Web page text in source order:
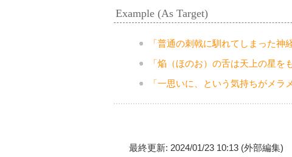
Example (As Target)
「普通の刺戟に馴れてしまった神
「焔（ほのお）の舌は天上の星を
「一思いに、という気持ちがメラ
最終更新: 2024/01/23 10:13 (外部編集)